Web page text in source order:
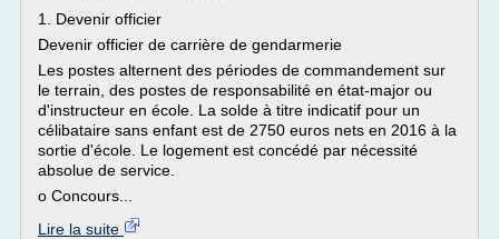
1. Devenir officier
Devenir officier de carrière de gendarmerie
Les postes alternent des périodes de commandement sur
le terrain, des postes de responsabilité en état-major ou
d'instructeur en école. La solde à titre indicatif pour un
célibataire sans enfant est de 2750 euros nets en 2016 à la
sortie d'école. Le logement est concédé par nécessité
absolue de service.
o Concours...
Lire la suite